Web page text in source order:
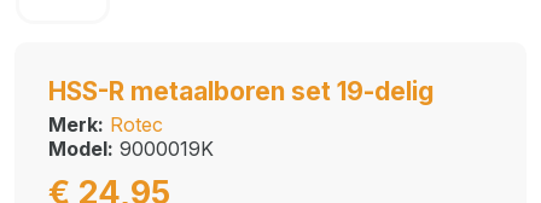
HSS-R metaalboren set 19-delig
Merk: Rotec
Model: 9000019K
€ 24,95